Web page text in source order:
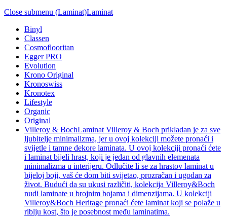
Close submenu (Laminat)Laminat
Binyl
Classen
Cosmoflooritan
Egger PRO
Evolution
Krono Original
Kronoswiss
Kronotex
Lifestyle
Organic
Original
Villeroy & BochLaminat Villeroy & Boch prikladan je za sve
ljubitelje minimalizma, jer u ovoj kolekciji možete pronaći i
svijetle i tamne dekore laminata. U ovoj kolekciji pronaći ćete
i laminat bijeli hrast, koji je jedan od glavnih elemenata
minimalizma u interijeru. Odlučite li se za hrastov laminat u
bijeloj boji, vaš će dom biti svijetao, prozračan i ugodan za
život. Budući da su ukusi različiti, kolekcija Villeroy&Boch
nudi laminate u brojnim bojama i dimenzijama. U kolekciji
Villeroy&Boch Heritage pronaći ćete laminat koji se polaže u
riblju kost, što je posebnost među laminatima.